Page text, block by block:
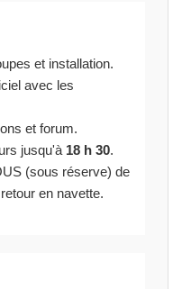
et installation.
avec les
et forum.
jusqu'à 18 h 30.
(sous réserve) de
en navette.